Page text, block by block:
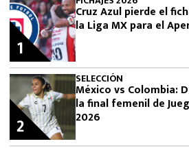
Cruz Azul pierde el
la Liga MX para el
1
SELECCIÓN
México vs Colombia:
la final femenil de
2026
2